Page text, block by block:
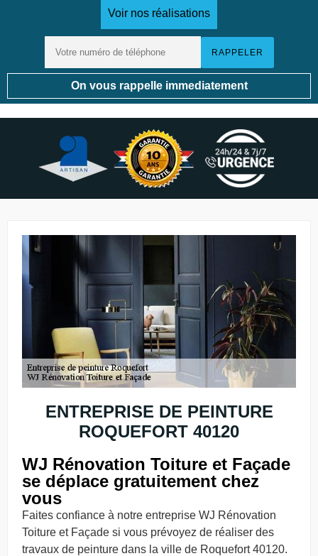
Voir nos réalisations
On vous rappelle immediatement
ENTREPRISE DE PEINTURE
ROQUEFORT 40120
WJ Rénovation Toiture et Façade
se déplace gratuitement chez
vous
Faites confiance à notre entreprise WJ Rénovation
Toiture et Façade si vous prévoyez de réaliser des
travaux de peinture dans la ville de Roquefort 40120.